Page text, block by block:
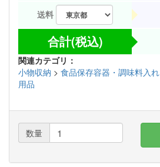
送料
合計(税込)
関連カテゴリ：
小物収納 > 食品保存容器・調味料入れ
用品
数量